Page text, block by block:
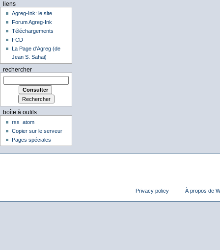
liens
Agreg-Ink: le site
Forum Agreg-Ink
Téléchargements
FCD
La Page d'Agreg (de
Jean S. Sahai)
rechercher
boîte à outils
rss
atom
Copier sur le serveur
Pages spéciales
Privacy policy À propos de